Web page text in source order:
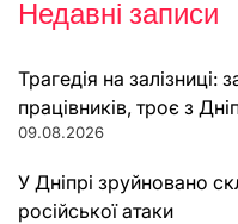
Недавні записи
Трагедія на залізниці:
працівників, троє з
09.08.2026
У Дніпрі зруйновано
російської атаки